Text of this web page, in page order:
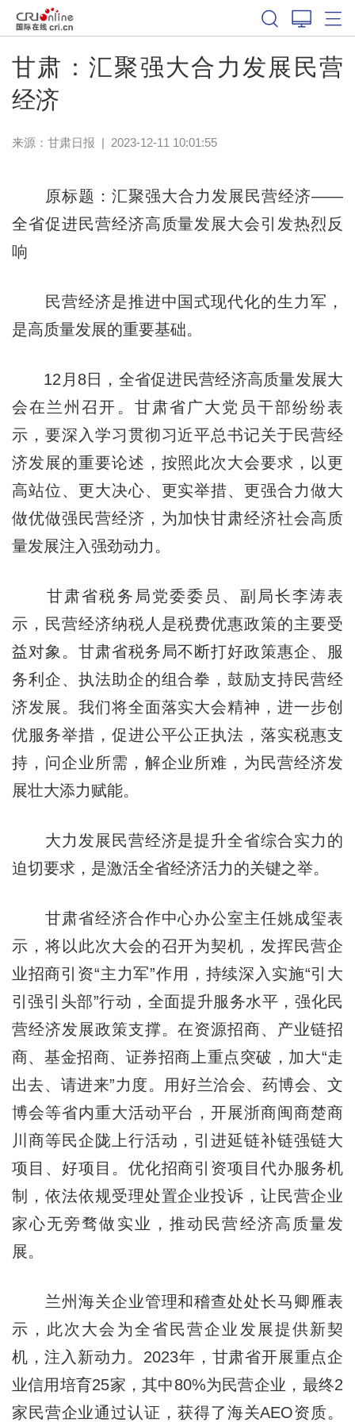
甘肃：汇聚强大合力发展民营
经济
来源： 甘肃日报 | 2023-12-11 10:01:55
原标题：汇聚强大合力发展民营经济——
全省促进民营经济高质量发展大会引发热烈反
响
民营经济是推进中国式现代化的生力军，
是高质量发展的重要基础。
12月8日，全省促进民营经济高质量发展大
会在兰州召开。甘肃省广大党员干部纷纷表
示，要深入学习贯彻习近平总书记关于民营经
济发展的重要论述，按照此次大会要求，以更
高站位、更大决心、更实举措、更强合力做大
做优做强民营经济，为加快甘肃经济社会高质
量发展注入强劲动力。
甘肃省税务局党委委员、副局长李涛表
示，民营经济纳税人是税费优惠政策的主要受
益对象。甘肃省税务局不断打好政策惠企、服
务利企、执法助企的组合拳，鼓励支持民营经
济发展。我们将全面落实大会精神，进一步创
优服务举措，促进公平公正执法，落实税惠支
持，问企业所需，解企业所难，为民营经济发
展壮大添力赋能。
大力发展民营经济是提升全省综合实力的
迫切要求，是激活全省经济活力的关键之举。
甘肃省经济合作中心办公室主任姚成玺表
示，将以此次大会的召开为契机，发挥民营企
业招商引资“主力军”作用，持续深入实施“引大
引强引头部”行动，全面提升服务水平，强化民
营经济发展政策支撑。在资源招商、产业链招
商、基金招商、证券招商上重点突破，加大“走
出去、请进来”力度。用好兰洽会、药博会、文
博会等省内重大活动平台，开展浙商闽商楚商
川商等民企陇上行活动，引进延链补链强链大
项目、好项目。优化招商引资项目代办服务机
制，依法依规受理处置企业投诉，让民营企业
家心无旁骛做实业，推动民营经济高质量发
展。
兰州海关企业管理和稽查处处长马卿雁表
示，此次大会为全省民营企业发展提供新契
机，注入新动力。2023年，甘肃省开展重点企
业信用培育25家，其中80%为民营企业，最终2
家民营企业通过认证，获得了海关AEO资质。